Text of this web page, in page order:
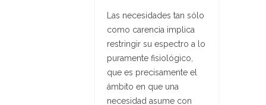
Las necesidades tan sólo
como carencia implica
restringir su espectro a lo
puramente fisiológico,
que es precisamente el
ámbito en que una
necesidad asume con